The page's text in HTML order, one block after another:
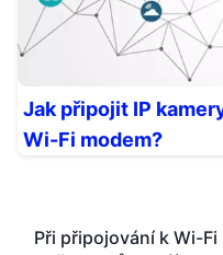
Jak připojit IP
Wi-Fi modem?
Při připojování k Wi-